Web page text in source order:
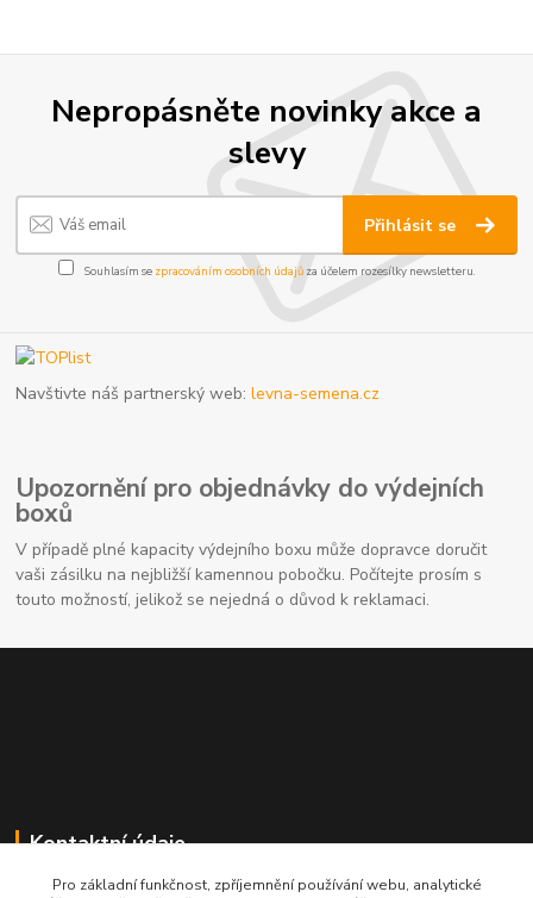
Nepropásněte novinky akce a
slevy
Přihlásit se
Souhlasím se zpracováním osobních údajůza účelem rozesílky newsletteru.
Navštivte náš partnerský web:levna-semena.cz
Upozornění pro objednávky do výdejních
boxů
V případě plné kapacity výdejního boxu může dopravce doručit
vaši zásilku na nejbližší kamennou pobočku. Počítejte prosím s
touto možností, jelikož se nejedná o důvod k reklamaci.
Kontaktní údaje
Pro základní funkčnost, zpříjemnění používání webu, analytické